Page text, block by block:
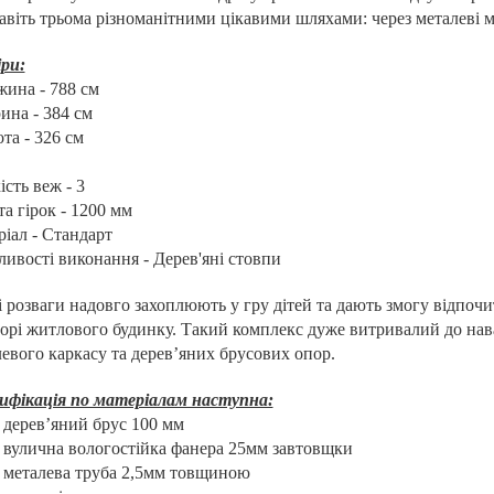
трьома різноманітними цікавими шляхами: через металеві
- 788 см
- 384 см
- 326 см
веж - 3
гірок - 1200 мм
- Стандарт
виконання - Дерев'яні стовпи
розваги надовго захоплюють у гру дітей та дають змогу
житлового будинку. Такий комплекс дуже витривалий до
каркасу та дерев’яних брусових опор.
по матеріалам наступна:
дерев’яний брус 100 мм
вулична вологостійка фанера 25мм завтовщки
металева труба 2,5мм товщиною